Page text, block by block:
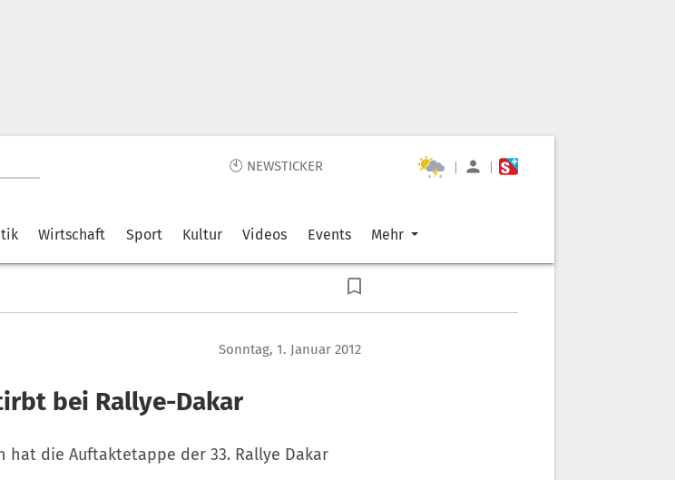
🕙 NEWSTICKER | |
Wirtschaft Sport Kultur Videos Events Mehr
Sonntag, 1. Januar 2012
bei Rallye-Dakar
hat die Auftaktetappe der 33. Rallye Dakar